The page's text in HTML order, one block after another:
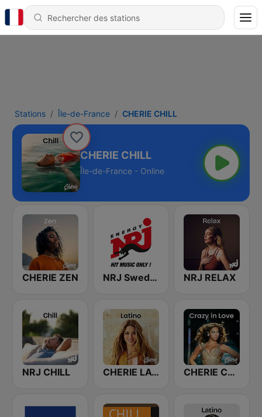
Stations Île-de-France CHERIE CHILL
CHERIE CHILL
Île-de-France - Online
CHERIE ZEN NRJ Sweden NRJ RELAX
NRJ CHILL CHERIE LATINO CHERIE CRAZY IN LOVE